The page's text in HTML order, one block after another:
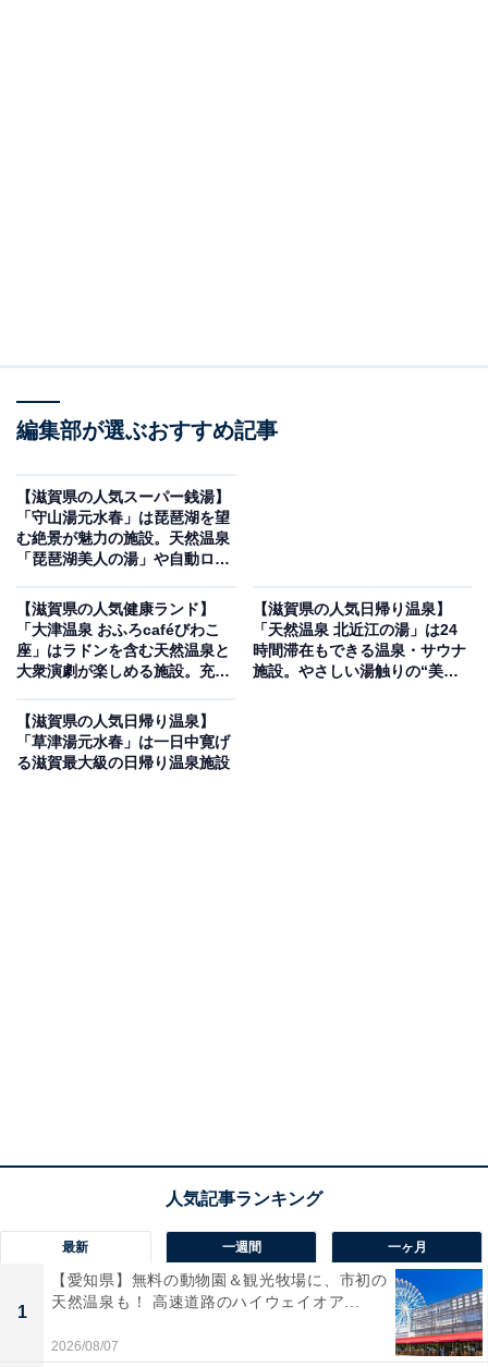
編集部が選ぶおすすめ記事
【滋賀県の人気スーパー銭湯】
「守山湯元水春」は琵琶湖を望
む絶景が魅力の施設。天然温泉
「琵琶湖美人の湯」や自動ロウ
【滋賀県の人気健康ランド】
「大津温泉 おふろcaféびわこ
座」はラドンを含む天然温泉と
大衆演劇が楽しめる施設。充実
ス
【滋賀県の人気日帰り温泉】
「天然温泉 北近江の湯」は24
時間滞在もできる温泉・サウナ
施設。やさしい湯触りの“美肌
【滋賀県の人気日帰り温泉】
「草津湯元水春」は一日中寛げ
る滋賀最大級の日帰り温泉施設
最新 一週間 一ヶ月
1
【愛知県】無料の動物園＆観光牧場に、市初の
天然温泉も！ 高速道路のハイウェイオア...
2026/08/07